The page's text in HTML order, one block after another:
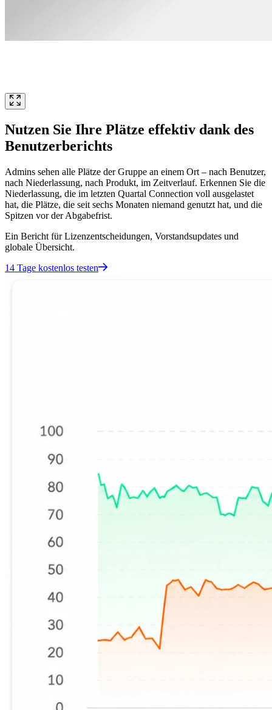
Nutzen Sie Ihre Plätze effektiv dank des
Benutzerberichts
Admins sehen alle Plätze der Gruppe an einem Ort – nach Benutzer,
nach Niederlassung, nach Produkt, im Zeitverlauf. Erkennen Sie die
Niederlassung, die im letzten Quartal Connection voll ausgelastet
hat, die Plätze, die seit sechs Monaten niemand genutzt hat, und die
Spitzen vor der Abgabefrist.
Ein Bericht für Lizenzentscheidungen, Vorstandsupdates und
globale Übersicht.
14 Tage kostenlos testen